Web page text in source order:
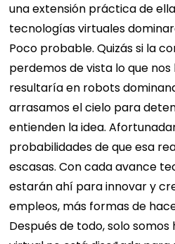
una extensión práctica de
tecnologías virtuales
Poco probable. Quizás si la
perdemos de vista lo que
resultaría en robots
arrasamos el cielo para
entienden la idea.
probabilidades de que esa
escasas. Con cada avance
estarán ahí para innovar y
empleos, más formas de
Después de todo, solo somos